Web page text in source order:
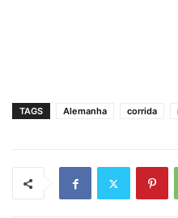
TAGS Alemanha corrida